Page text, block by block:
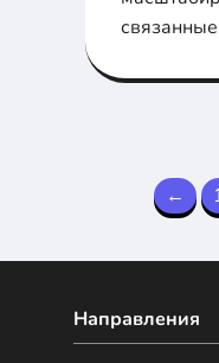
←
Направления